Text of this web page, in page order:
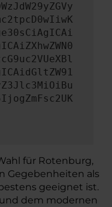
für Rotenburg,
Gegebenheiten als
geeignet ist.
dem modernen